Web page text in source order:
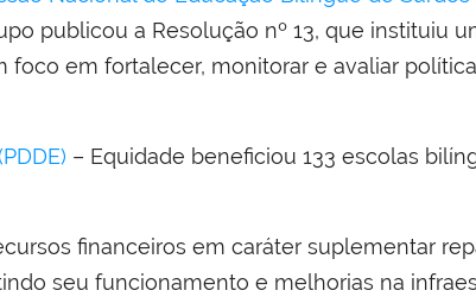
publicou a Resolução nº 13, que instituiu
foco em fortalecer, monitorar e avaliar
– Equidade beneficiou 133 escolas
financeiros em caráter suplementar
seu funcionamento e melhorias na